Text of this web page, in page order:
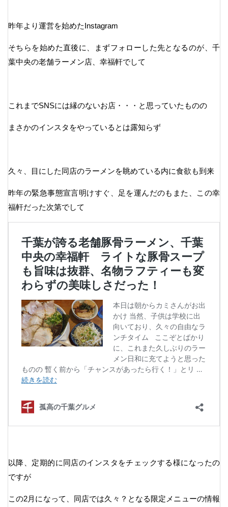
昨年より運営を始めたInstagram
そちらを始めた直後に、まずフォローした先となるのが、千
葉中央の老舗ラーメン店、幸福軒でして
これまでSNSには縁のないお店・・・と思っていたものの
まさかのインスタをやっているとは露知らず
久々、目にした同店のラーメンを眺めている内に食欲も到来
昨年の緊急事態宣言明けすぐ、足を運んだのもまた、この幸
福軒だった次第でして
以降、定期的に同店のインスタをチェックする様になったの
ですが
この2月になって、同店では久々？となる限定メニューの情報